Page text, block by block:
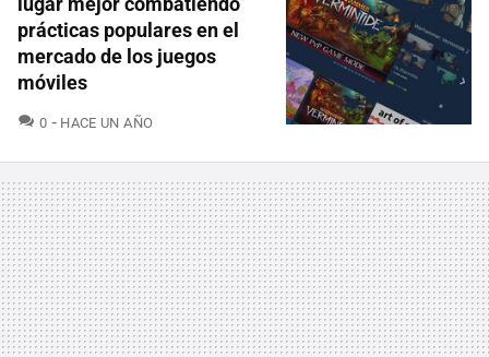
prácticas populares en el
mercado de los juegos
móviles
0 COMENTARIOS
HACE UN AÑO